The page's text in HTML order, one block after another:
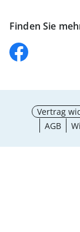
Finden Sie
Vertrag
AGB